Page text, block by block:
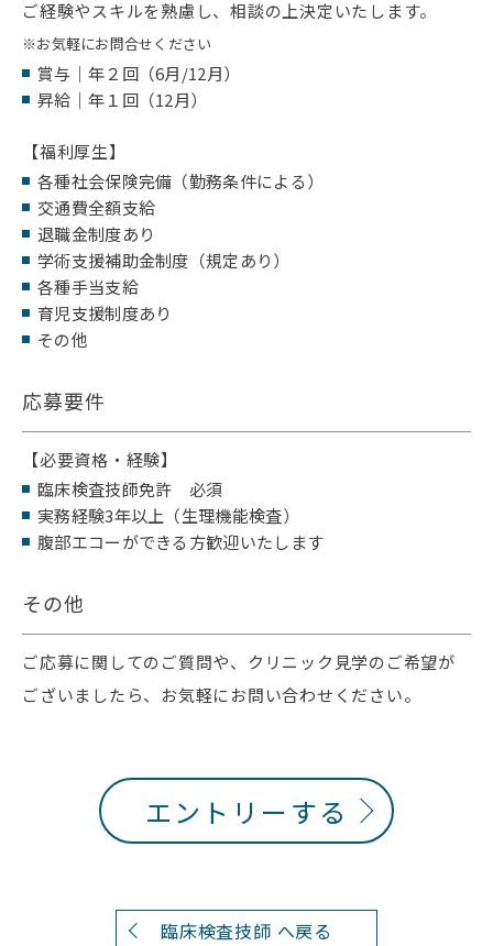
ご経験やスキルを熟慮し、相談の上決定いたします。
※お気軽にお問合せください
賞与｜年２回（6月/12月）
昇給｜年１回（12月）
【福利厚生】
各種社会保険完備（勤務条件による）
交通費全額支給
退職金制度あり
学術支援補助金制度（規定あり）
各種手当支給
育児支援制度あり
その他
応募要件
【必要資格・経験】
臨床検査技師免許 必須
実務経験3年以上（生理機能検査）
腹部エコーができる方歓迎いたします
その他
ご応募に関してのご質問や、クリニック見学のご希望が
ございましたら、お気軽にお問い合わせください。
エントリーする
臨床検査技師 へ戻る